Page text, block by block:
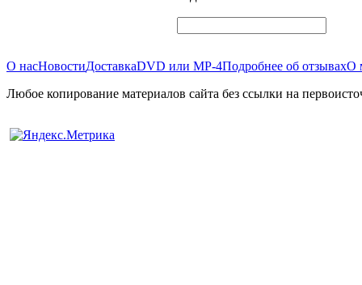
О насНовостиДоставкаDVD или MP-4Подробнее об отзывахО
Любое копирование материалов сайта без ссылки на